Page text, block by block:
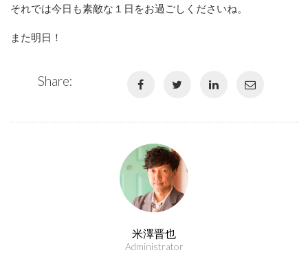
それでは今日も素敵な１日をお過ごしくださいね。
また明日！
Share:
米澤晋也
Administrator